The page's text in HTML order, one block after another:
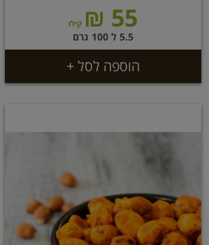
55 ₪ קילו
5.5 ל 100 גרם
הוספה לסל +